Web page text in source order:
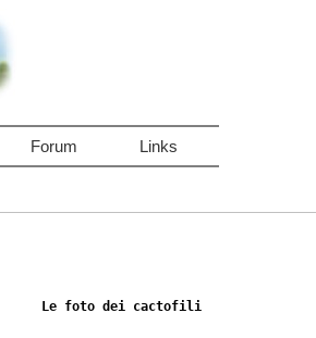
Forum Links
Le foto dei cactofili